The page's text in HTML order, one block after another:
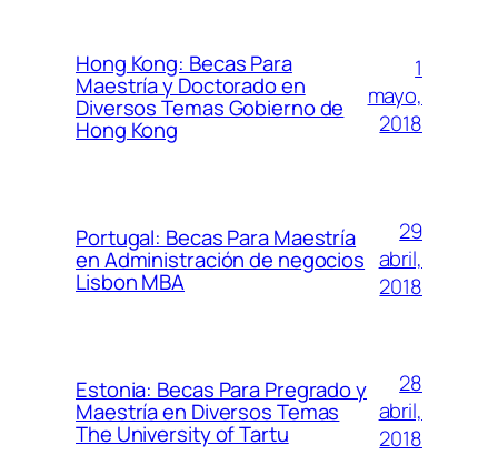
Hong Kong: Becas Para
Maestría y Doctorado en
Diversos Temas Gobierno de
Hong Kong
1
mayo,
2018
Portugal: Becas Para Maestría
en Administración de negocios
Lisbon MBA
29
abril,
2018
Estonia: Becas Para Pregrado y
Maestría en Diversos Temas
The University of Tartu
28
abril,
2018